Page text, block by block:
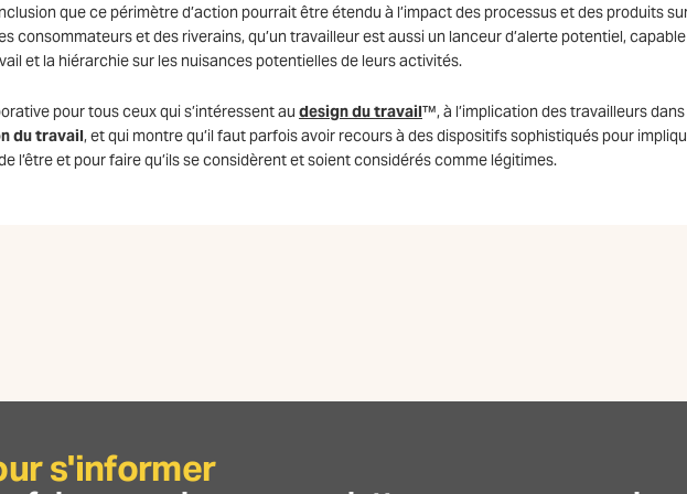
que ce périmètre d’action pourrait être étendu à l’impact des processus et des produits
consommateurs et des riverains, qu’un travailleur est aussi un lanceur d’alerte potentiel, capable
et la hiérarchie sur les nuisances potentielles de leurs activités.
pour tous ceux qui s’intéressent au design du travail™, à l’implication des travailleurs dans
du travail, et qui montre qu’il faut parfois avoir recours à des dispositifs sophistiqués pour
l’être et pour faire qu’ils se considèrent et soient considérés comme légitimes.
s'informer